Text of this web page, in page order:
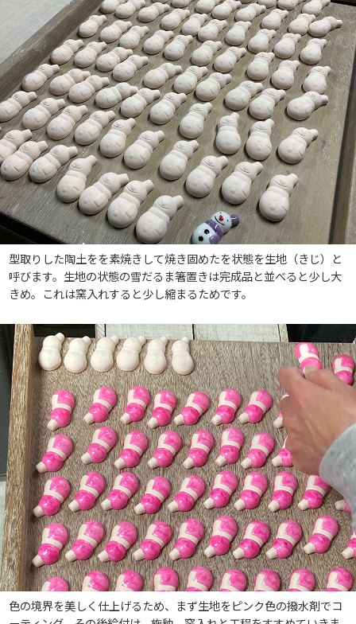
型取りした陶土をを素焼きして焼き固めたを状態を生地（きじ）と
呼びます。生地の状態の雪だるま箸置きは完成品と並べると少し大
きめ。これは窯入れすると少し縮まるためです。
色の境界を美しく仕上げるため、まず生地をピンク色の撥水剤でコ